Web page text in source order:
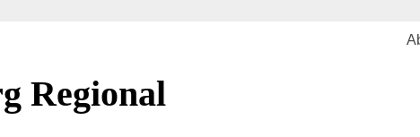
Regional